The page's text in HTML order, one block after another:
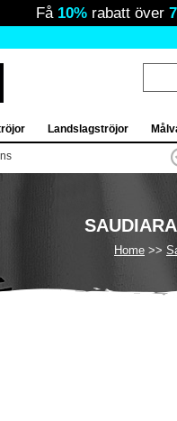
Få 10% rabatt över
Landslagströjor
Home